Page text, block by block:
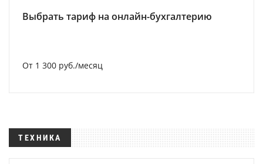
Выбрать тариф на онлайн-бухгалтерию
От 1 300 руб./месяц
ТЕХНИКА